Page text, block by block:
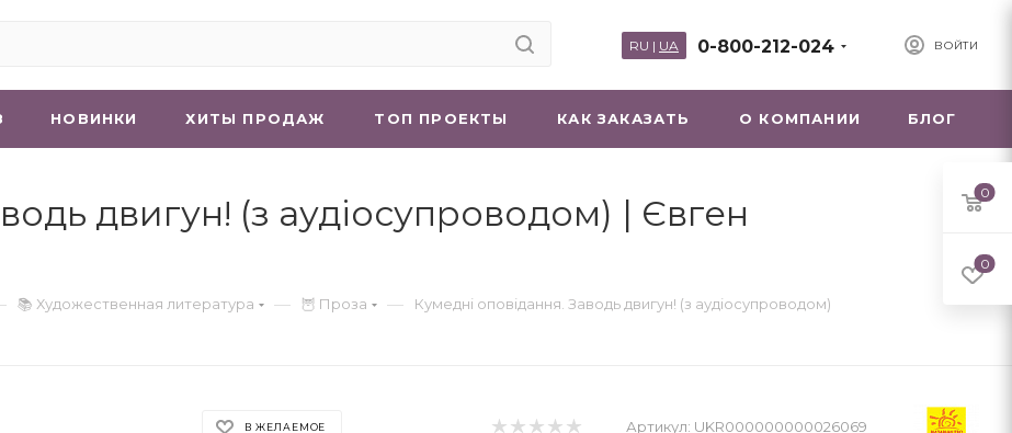
ВОЙТИ
0-800-212-024
RU | UA
НОВИНКИ ХИТЫ ПРОДАЖ ТОП ПРОЕКТЫ КАК ЗАКАЗАТЬ О КОМПАНИИ БЛОГ
двигун! (з аудіосупроводом) | Євген
📚 Художественная литература — 🦉 Проза — Кумедні оповідання. Заводь двигун! (з аудіосупроводом)
В ЖЕЛАЕМОЕ Артикул: UKR000000000026069
0
0